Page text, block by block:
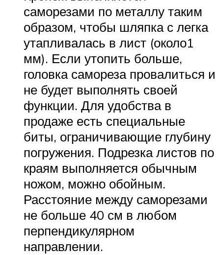
саморезами по металлу таким
образом, чтобы шляпка с легка
утапливалась в лист (около1
мм). Если утопить больше,
головка самореза провалиться и
не будет выполнять своей
функции. Для удобства в
продаже есть специальные
биты, ограничивающие глубину
погружения. Подрезка листов по
краям выполняется обычным
ножом, можно обойным.
Расстояние между саморезами
не больше 40 см в любом
перпендикулярном
направлении.